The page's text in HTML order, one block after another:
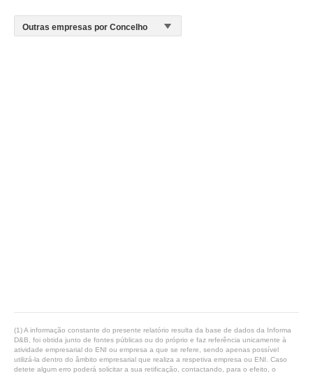
(1) A informação constante do presente relatório resulta da base de dados da Informa
D&B, foi obtida junto de fontes públicas ou do próprio e faz referência unicamente à
atividade empresarial do ENI ou empresa a que se refere, sendo apenas possível
utilizá-la dentro do âmbito empresarial que realiza a respetiva empresa ou ENI. Caso
detete algum erro poderá solicitar a sua retificação, contactando, para o efeito, o